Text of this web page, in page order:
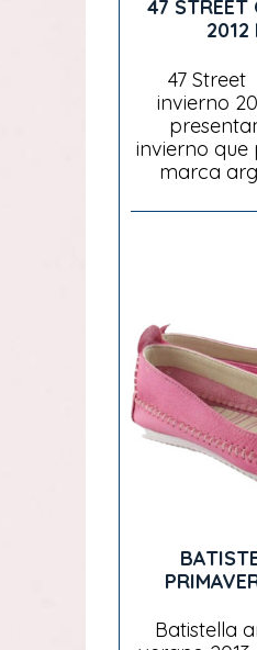
47 STREET
2012
47
invierno
invierno
marca
Batistella